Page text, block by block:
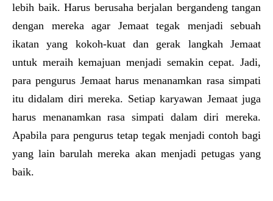
lebih baik. Harus berusaha berjalan bergandeng tangan
dengan mereka agar Jemaat tegak menjadi sebuah
ikatan yang kokoh-kuat dan gerak langkah Jemaat
untuk meraih kemajuan menjadi semakin cepat. Jadi,
para pengurus Jemaat harus menanamkan rasa simpati
itu didalam diri mereka. Setiap karyawan Jemaat juga
harus menanamkan rasa simpati dalam diri mereka.
Apabila para pengurus tetap tegak menjadi contoh bagi
yang lain barulah mereka akan menjadi petugas yang
baik.